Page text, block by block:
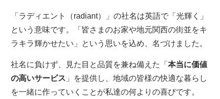
「ラディエント（radiant）」の社名は英語で「光輝く」
という意味です。「皆さまのお家や地元関西の街並をキ
ラキラ輝かせたい」という思いを込め、名づけました。
社名に負けず、見た目と品質を兼ね備えた「本当に価値
の高いサービス 」を提供し、地域の皆様の快適な暮らし
を一緒に作っていくことが私達の何よりの喜びです。